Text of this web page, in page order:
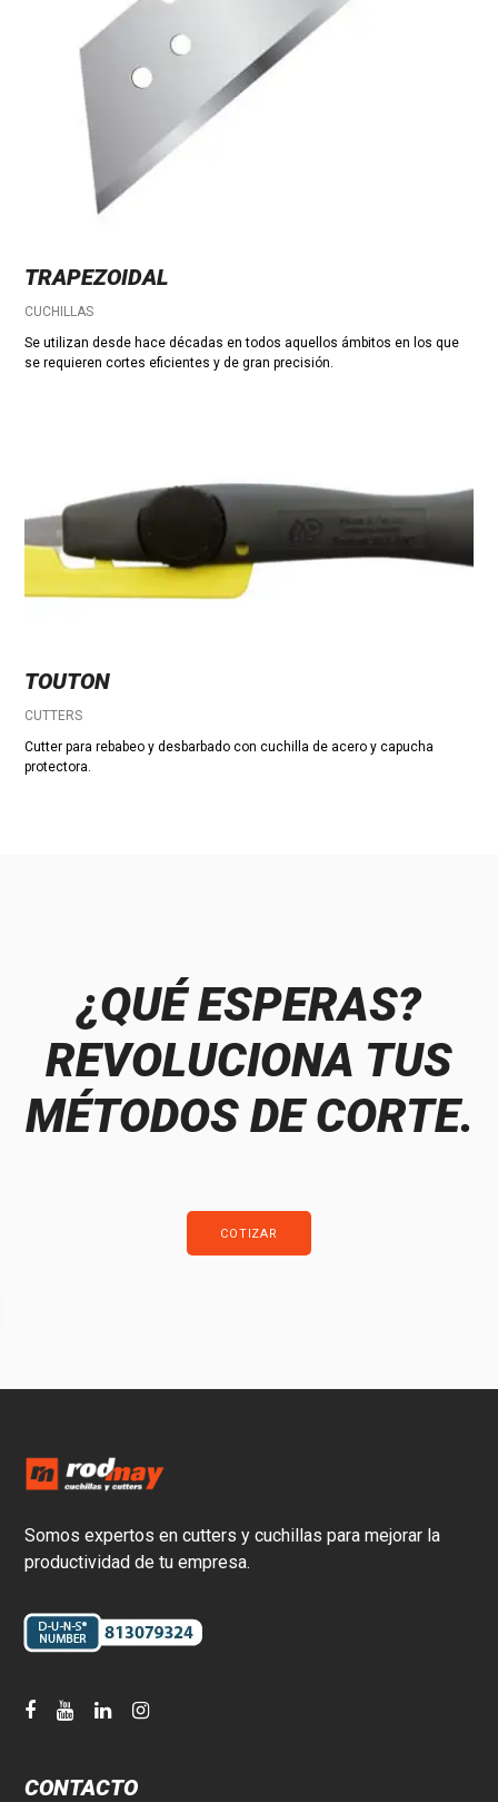
TRAPEZOIDAL
CUCHILLAS
Se utilizan desde hace décadas en todos aquellos ámbitos en los que
se requieren cortes eficientes y de gran precisión.
TOUTON
CUTTERS
Cutter para rebabeo y desbarbado con cuchilla de acero y capucha
protectora.
¿QUÉ ESPERAS?
REVOLUCIONA TUS
MÉTODOS DE CORTE.
COTIZAR
Somos expertos en cutters y cuchillas para mejorar la
productividad de tu empresa.
CONTACTO